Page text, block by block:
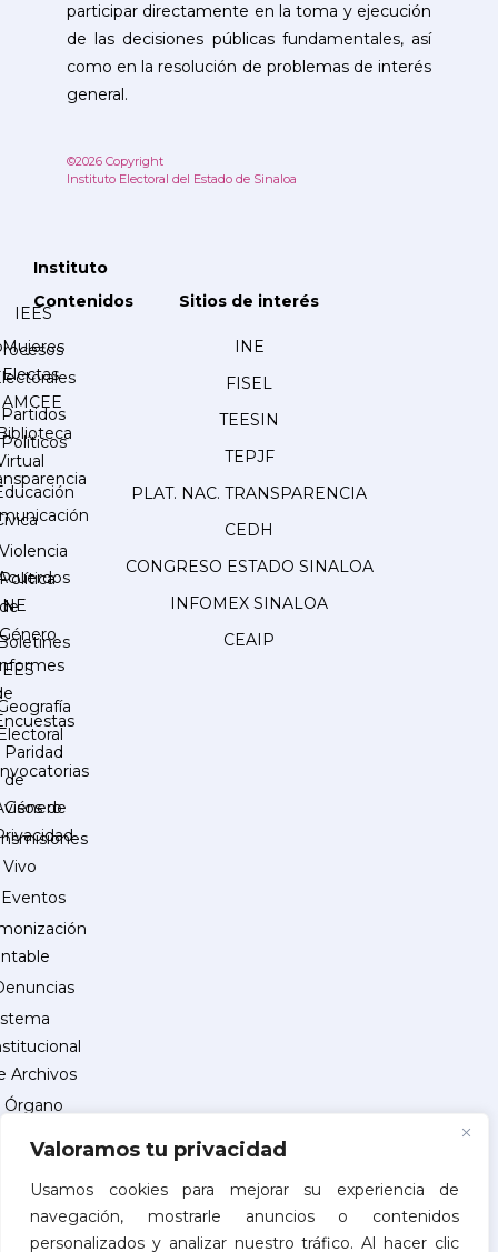
Valoramos tu privacidad
Usamos cookies para mejorar su experiencia de
navegación, mostrarle anuncios o contenidos
personalizados y analizar nuestro tráfico. Al hacer clic
participar directamente en la toma y ejecución
de las decisiones públicas fundamentales, así
como en la resolución de problemas de interés
general.
©2026 Copyright
Instituto Electoral del Estado de Sinaloa
Instituto
IEES
Partidos
Políticos
de
Contenidos
Mujeres
Electas
AMCEE
Violencia
Política
de
Género
Paridad
de
Género
Eventos
Archivos
Órgano
Control
Sitios de interés
INE
FISEL
TEESIN
TEPJF
PLAT. NAC. TRANSPARENCIA
CEDH
CONGRESO ESTADO SINALOA
INFOMEX SINALOA
CEAIP